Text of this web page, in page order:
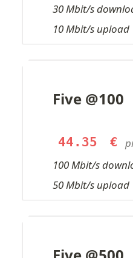
30 Mbit/s
10 Mbit/s upload
Five @100
44.35 €
100 Mbit/s
50 Mbit/s upload